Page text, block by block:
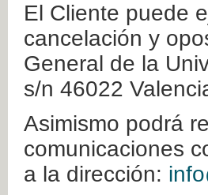
El Cliente puede
cancelación y
General de la
s/n 46022
Asimismo podrá
comunicaciones
a la dirección: